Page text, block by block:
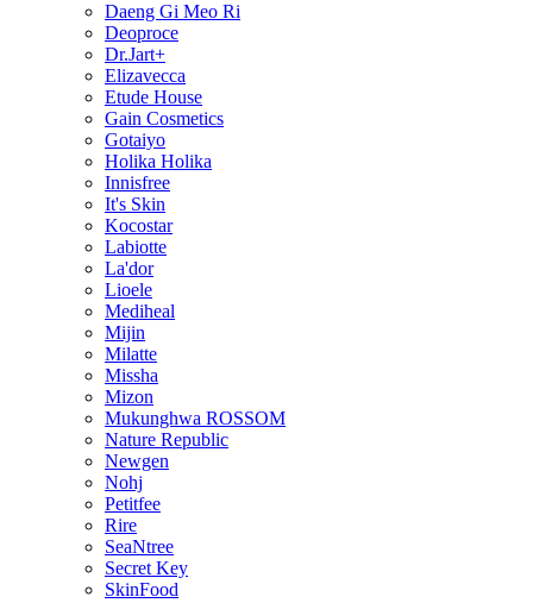
Daeng Gi Meo Ri
Deoproce
Dr.Jart+
Elizavecca
Etude House
Gain Cosmetics
Gotaiyo
Holika Holika
Innisfree
It's Skin
Kocostar
Labiotte
La'dor
Lioele
Mediheal
Mijin
Milatte
Missha
Mizon
Mukunghwa ROSSOM
Nature Republic
Newgen
Nohj
Petitfee
Rire
SeaNtree
Secret Key
SkinFood